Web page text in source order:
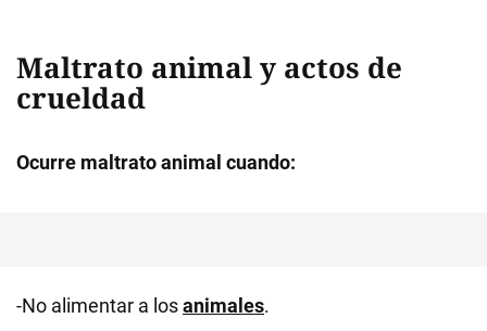
Maltrato animal y actos de
crueldad
Ocurre maltrato animal cuando:
-No alimentar a losanimales.